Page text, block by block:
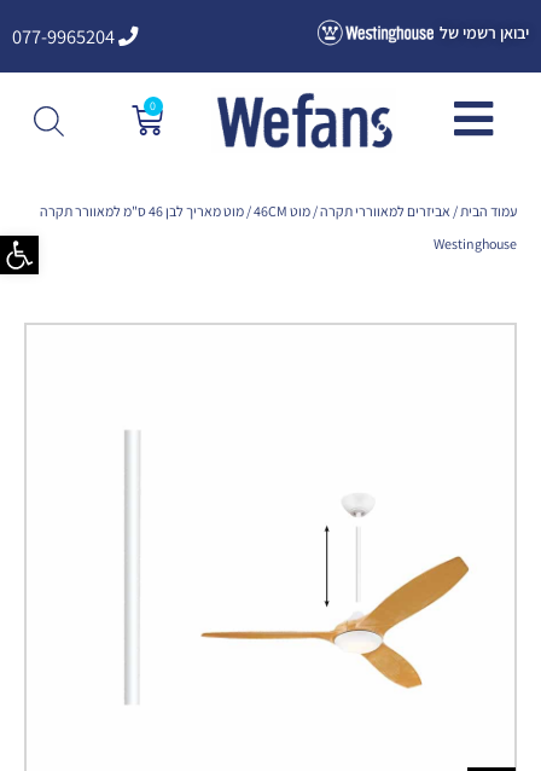
פתח
לתוכן
יבואן רשמי של 077-9965204
0
עגלת
עמוד הבית / אביזרים למאווררי תקרה/ מוט 46CM
/ מוט מאריך לבן 46 ס"מ למאוורר תקרה
Westinghouse